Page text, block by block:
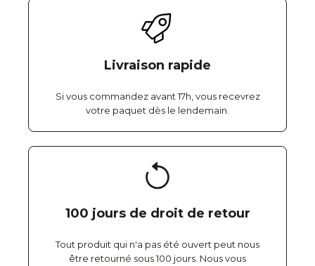
Livraison rapide
Si vous commandez avant 17h, vous recevrez
votre paquet dès le lendemain.
100 jours de droit de retour
Tout produit qui n'a pas été ouvert peut nous
être retourné sous 100 jours. Nous vous